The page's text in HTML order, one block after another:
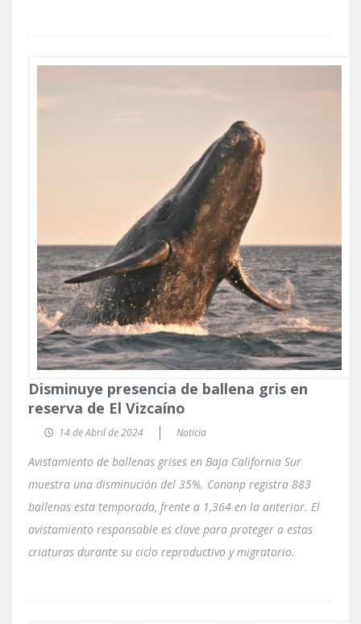
Disminuye presencia de ballena gris en
reserva de El Vizcaíno
14 de Abril de 2024 Noticia
Avistamiento de ballenas grises en Baja California Sur
muestra una disminución del 35%. Conanp registra 883
ballenas esta temporada, frente a 1,364 en la anterior. El
avistamiento responsable es clave para proteger a estas
criaturas durante su ciclo reproductivo y migratorio.